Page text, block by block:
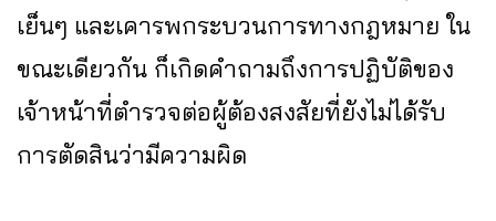
เย็นๆ และเคารพกระบวนการทางกฎหมาย ใน
ขณะเดียวกัน ก็เกิดคำถามถึงการปฏิบัติของ
เจ้าหน้าที่ตำรวจต่อผู้ต้องสงสัยที่ยังไม่ได้รับ
การตัดสินว่ามีความผิด